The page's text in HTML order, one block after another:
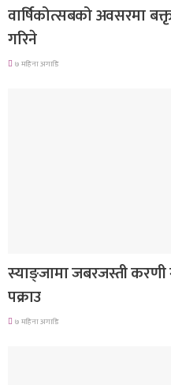
वार्षिकोत्सबको अवसरमा
गरिने
७ महिना अगाडि
स्याङ्जामा जबरजस्ती
पक्राउ
७ महिना अगाडि